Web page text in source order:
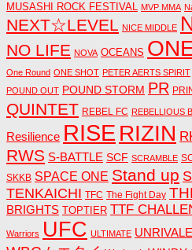
MUSASHI ROCK FESTIVAL MVP MMA
NEXT☆LEVEL NICE MIDDLE
NO LIFE NOVA OCEANS
One Round ONE SHOT PETER AERTS SPIRIT
POUND OUT POUND STORM PR
QUINTET REBEL FC REBELLIOUS
Resilience RISE RIZIN
RWS S-BATTLE SCF SCRAMBLE
SKKB SPACE ONE Stand up
TENKAICHI TFC The Fight Day
BRIGHTS TOPTIER TTF
Warriors UFC ULTIMATE